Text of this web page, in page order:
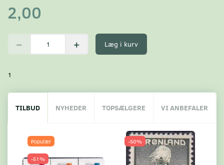
2,00
Læg i kurv
1
TILBUD NYHEDER TOPSÆLGERE VI ANBEFALER
Populær
-51%
-50%